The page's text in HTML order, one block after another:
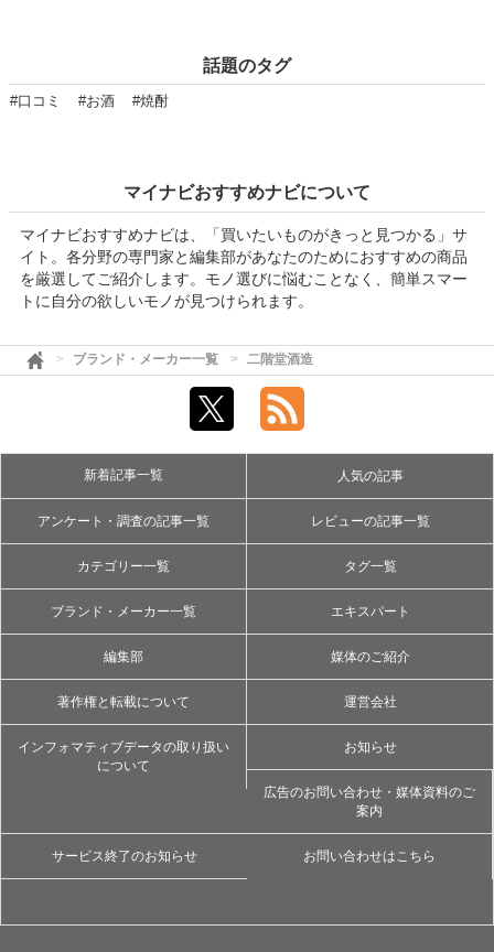
話題のタグ
#口コミ #お酒 #焼酎
マイナビおすすめナビについて
マイナビおすすめナビは、「買いたいものがきっと見つかる」サ
イト。各分野の専門家と編集部があなたのためにおすすめの商品
を厳選してご紹介します。モノ選びに悩むことなく、簡単スマー
トに自分の欲しいモノが見つけられます。
ブランド・メーカー一覧 二階堂酒造
新着記事一覧 人気の記事
アンケート・調査の記事一覧 レビューの記事一覧
カテゴリー一覧 タグ一覧
ブランド・メーカー一覧 エキスパート
編集部 媒体のご紹介
著作権と転載について 運営会社
インフォマティブデータの取り扱い
について
お知らせ
広告のお問い合わせ・媒体資料のご
案内
サービス終了のお知らせ お問い合わせはこちら